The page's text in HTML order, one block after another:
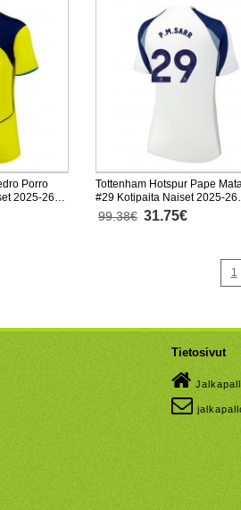
Porro
2025-26
Tottenham Hotspur Pape
#29 Kotipaita Naiset 2025-26
Lyhythihainen
99.38€ 31.75€
1
Tietosivut